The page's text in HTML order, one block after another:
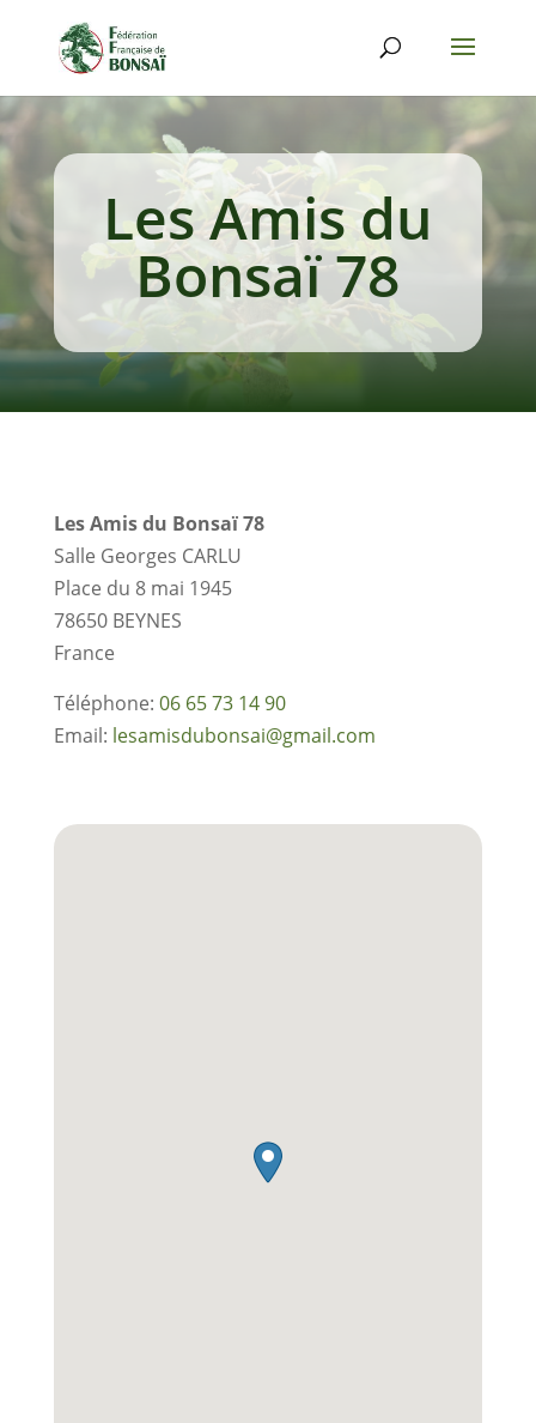
Les Amis du
Bonsaï 78
Les Amis du Bonsaï 78
Salle Georges CARLU
Place du 8 mai 1945
78650 BEYNES
France
Téléphone: 06 65 73 14 90
Email: lesamisdubonsai@gmail.com